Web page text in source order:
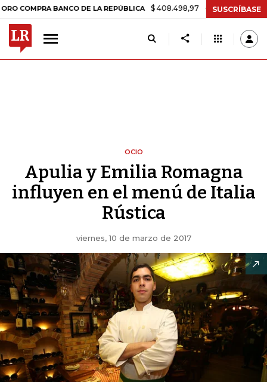
BANCO DE LA REPÚBLICA $ 408.498,97 +$ 8.753,81 +2,19%
SUSCRÍBASE
OCIO
Apulia y Emilia Romagna
influyen en el menú de Italia
Rústica
viernes, 10 de marzo de 2017